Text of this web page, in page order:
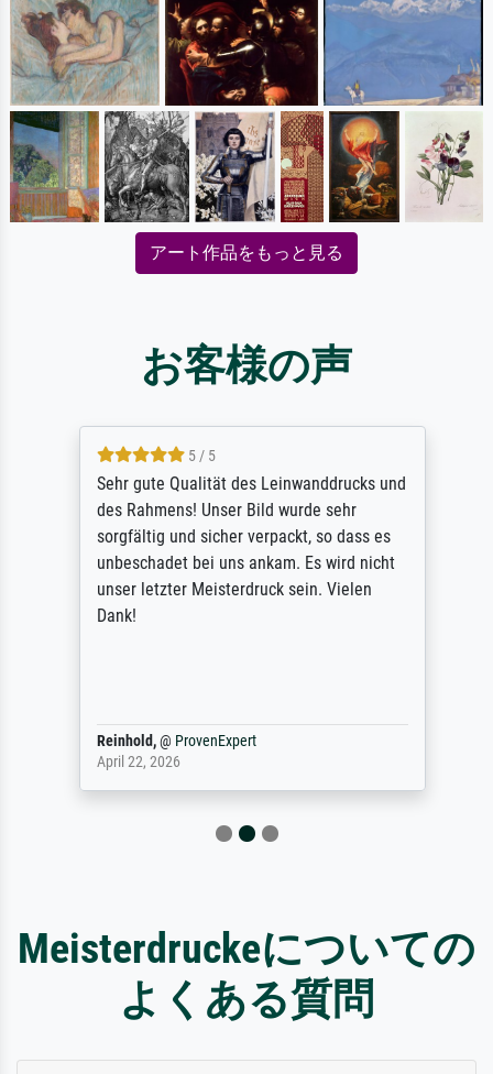
アート作品をもっと見る
お客様の声
5 / 5
Sehr gute Qualität des Leinwanddrucks und
des Rahmens! Unser Bild wurde sehr
sorgfältig und sicher verpackt, so dass es
unbeschadet bei uns ankam. Es wird nicht
unser letzter Meisterdruck sein. Vielen
Dank!
Reinhold,@ProvenExpert
April 22, 2026
Meisterdruckeについての
よくある質問